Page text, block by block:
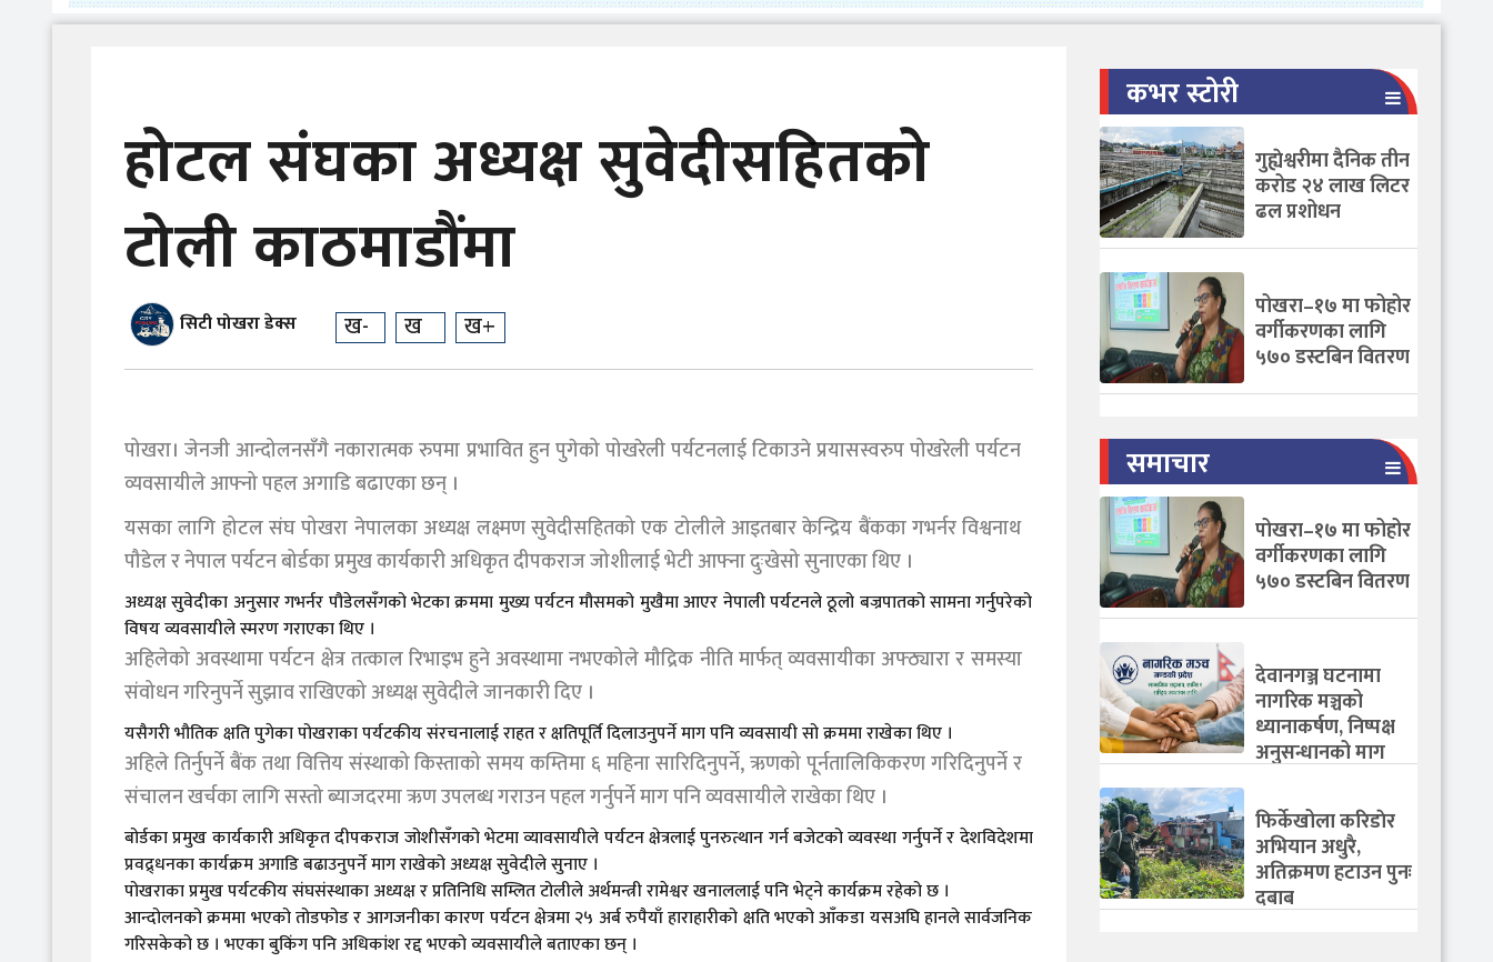
होटल संघका अध्यक्ष सुवेदीसहितको
टोली काठमाडौंमा
सिटी पोखरा डेक्स ख- ख ख+
पोखरा। जेनजी आन्दोलनसँगै नकारात्मक रुपमा प्रभावित हुन पुगेको पोखरेली पर्यटनलाई टिकाउने प्रयासस्वरुप पोखरेली पर्यटन
व्यवसायीले आफ्नो पहल अगाडि बढाएका छन् ।
यसका लागि होटल संघ पोखरा नेपालका अध्यक्ष लक्ष्मण सुवेदीसहितको एक टोलीले आइतबार केन्द्रिय बैंकका गभर्नर विश्वनाथ
पौडेल र नेपाल पर्यटन बोर्डका प्रमुख कार्यकारी अधिकृत दीपकराज जोशीलाई भेटी आफ्ना दुःखेसो सुनाएका थिए ।
अध्यक्ष सुवेदीका अनुसार गभर्नर पौडेलसँगको भेटका क्रममा मुख्य पर्यटन मौसमको मुखैमा आएर नेपाली पर्यटनले ठूलो बज्रपातको सामना गर्नुपरेको
विषय व्यवसायीले स्मरण गराएका थिए ।
अहिलेको अवस्थामा पर्यटन क्षेत्र तत्काल रिभाइभ हुने अवस्थामा नभएकोले मौद्रिक नीति मार्फत् व्यवसायीका अफ्ठ्यारा र समस्या
संवोधन गरिनुपर्ने सुझाव राखिएको अध्यक्ष सुवेदीले जानकारी दिए ।
यसैगरी भौतिक क्षति पुगेका पोखराका पर्यटकीय संरचनालाई राहत र क्षतिपूर्ति दिलाउनुपर्ने माग पनि व्यवसायी सो क्रममा राखेका थिए ।
अहिले तिर्नुपर्ने बैंक तथा वित्तिय संस्थाको किस्ताको समय कम्तिमा ६ महिना सारिदिनुपर्ने, ऋणको पूर्नतालिकिकरण गरिदिनुपर्ने र
संचालन खर्चका लागि सस्तो ब्याजदरमा ऋण उपलब्ध गराउन पहल गर्नुपर्ने माग पनि व्यवसायीले राखेका थिए ।
बोर्डका प्रमुख कार्यकारी अधिकृत दीपकराज जोशीसँगको भेटमा व्यावसायीले पर्यटन क्षेत्रलाई पुनरुत्थान गर्न बजेटको व्यवस्था गर्नुपर्ने र देशविदेशमा
प्रवद्र्धनका कार्यक्रम अगाडि बढाउनुपर्ने माग राखेको अध्यक्ष सुवेदीले सुनाए ।
पोखराका प्रमुख पर्यटकीय संघसंस्थाका अध्यक्ष र प्रतिनिधि सम्लित टोलीले अर्थमन्त्री रामेश्वर खनाललाई पनि भेट्ने कार्यक्रम रहेको छ ।
आन्दोलनको क्रममा भएको तोडफोड र आगजनीका कारण पर्यटन क्षेत्रमा २५ अर्ब रुपैयाँ हाराहारीको क्षति भएको आँकडा यसअघि हानले सार्वजनिक
गरिसकेको छ । भएका बुकिंग पनि अधिकांश रद्द भएको व्यवसायीले बताएका छन् ।
कभर स्टोरी
गुह्येश्वरीमा दैनिक तीन
करोड २४ लाख लिटर
ढल प्रशोधन
पोखरा–१७ मा फोहोर
वर्गीकरणका लागि
५७० डस्टबिन वितरण
समाचार
पोखरा–१७ मा फोहोर
वर्गीकरणका लागि
५७० डस्टबिन वितरण
देवानगञ्ज घटनामा
नागरिक मञ्चको
ध्यानाकर्षण, निष्पक्ष
अनुसन्धानको माग
फिर्केखोला करिडाेर
अभियान अधुरै,
अतिक्रमण हटाउन पुनः
दबाब